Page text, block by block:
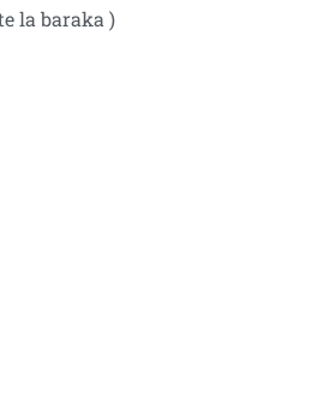
la baraka )